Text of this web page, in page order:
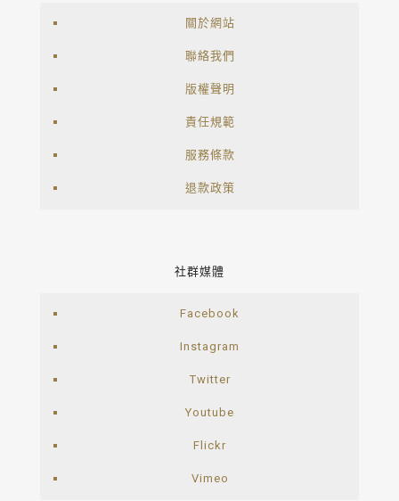
關於網站
聯絡我們
版權聲明
責任規範
服務條款
退款政策
社群媒體
Facebook
Instagram
Twitter
Youtube
Flickr
Vimeo